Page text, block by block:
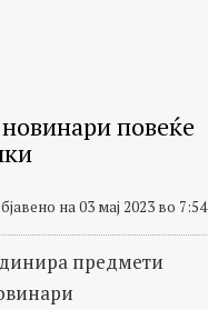
повеќе
на 03 мај 2023 во 7:54
предмети